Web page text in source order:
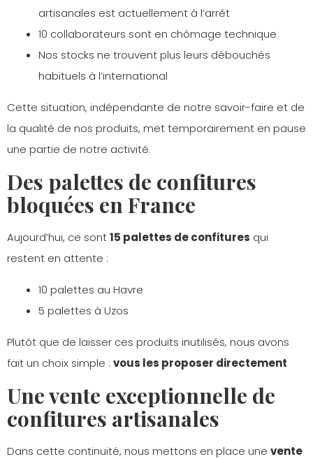
artisanales est actuellement à l’arrêt
10 collaborateurs sont en chômage technique
Nos stocks ne trouvent plus leurs débouchés
habituels à l’international
Cette situation, indépendante de notre savoir-faire et de
la qualité de nos produits, met temporairement en pause
une partie de notre activité.
Des palettes de confitures
bloquées en France
Aujourd’hui, ce sont15 palettes de confitures qui
restent en attente :
10 palettes au Havre
5 palettes à Uzos
Plutôt que de laisser ces produits inutilisés, nous avons
fait un choix simple : vous les proposer directement
Une vente exceptionnelle de
confitures artisanales
Dans cette continuité, nous mettons en place une vente